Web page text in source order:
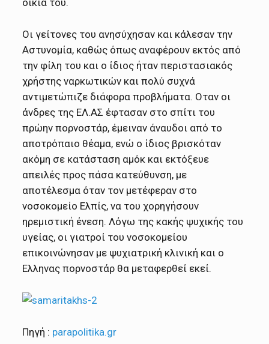
οικία του.
Οι γείτονες του ανησύχησαν και κάλεσαν την
Αστυνομία, καθώς όπως αναφέρουν εκτός από
την φίλη του και ο ίδιος ήταν περιστασιακός
χρήστης ναρκωτικών και πολύ συχνά
αντιμετώπιζε διάφορα προβλήματα. Οταν οι
άνδρες της ΕΛ.ΑΣ έφτασαν στο σπίτι του
πρώην πορνοστάρ, έμειναν άναυδοι από το
αποτρόπαιο θέαμα, ενώ ο ίδιος βρισκόταν
ακόμη σε κατάσταση αμόκ και εκτόξευε
απειλές προς πάσα κατεύθυνση, με
αποτέλεσμα όταν τον μετέφεραν στο
νοσοκομείο Ελπίς, να του χορηγήσουν
ηρεμιστική ένεση. Λόγω της κακής ψυχικής του
υγείας, οι γιατροί του νοσοκομείου
επικοινώνησαν με ψυχιατρική κλινική και ο
Ελληνας πορνοστάρ θα μεταφερθεί εκεί.
Πηγή : parapolitika.gr